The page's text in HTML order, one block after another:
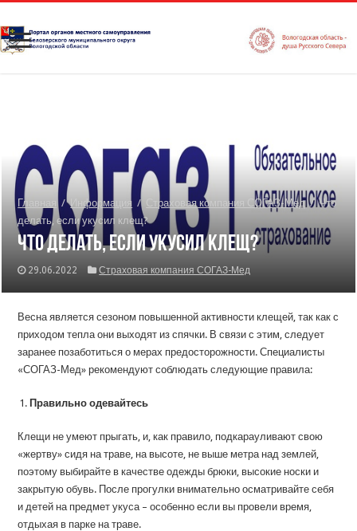
Главная / Информация / Страховая компания СОГАЗ-Мед / Что
делать, если укусил клещ?
Что делать, если укусил клещ?
29.06.2022 Страховая компания СОГАЗ-Мед
Весна является сезоном повышенной активности клещей, так как с
приходом тепла они выходят из спячки. В связи с этим, следует
заранее позаботиться о мерах предосторожности. Специалисты
«СОГАЗ-Мед» рекомендуют соблюдать следующие правила:
Правильно одевайтесь
Клещи не умеют прыгать, и, как правило, подкарауливают свою
«жертву» сидя на траве, на высоте, не выше метра над землей,
поэтому выбирайте в качестве одежды брюки, высокие носки и
закрытую обувь. После прогулки внимательно осматривайте себя
и детей на предмет укуса – особенно если вы провели время,
отдыхая в парке на траве.